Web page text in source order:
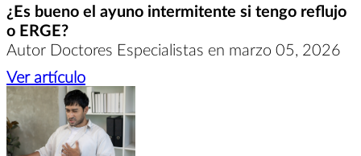
¿Es bueno el ayuno intermitente si tengo reflujo
o ERGE?
Autor Doctores Especialistas en marzo 05, 2026
Ver artículo